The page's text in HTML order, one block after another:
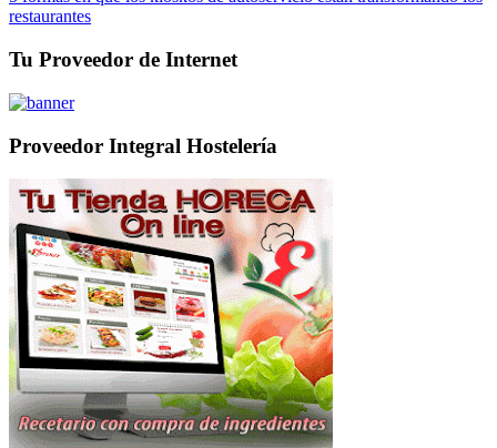
restaurantes
Tu Proveedor de Internet
Proveedor Integral Hostelería